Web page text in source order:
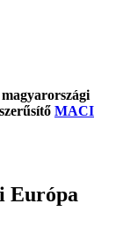
MACI
Európa